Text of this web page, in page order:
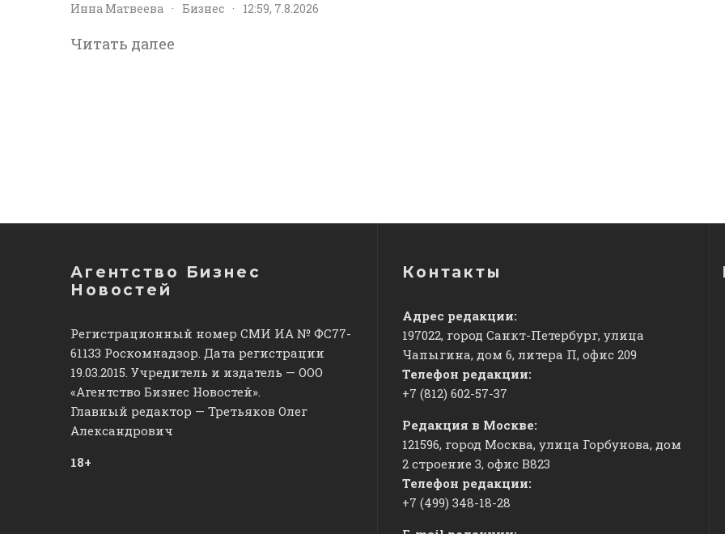
Инна Матвеева · Бизнес · 12:59, 7.8.2026
Читать далее
Агентство Бизнес
Новостей
Регистрационный номер СМИ ИА № ФС77-
61133 Роскомнадзор. Дата регистрации
19.03.2015. Учредитель и издатель — ООО
«Агентство Бизнес Новостей».
Главный редактор — Третьяков Олег
Александрович
18+
Контакты
Адрес редакции:
197022, город Санкт-Петербург, улица
Чапыгина, дом 6, литера П, офис 209
Телефон редакции:
+7 (812) 602-57-37
Редакция в Москве:
121596, город Москва, улица Горбунова, дом
2 строение 3, офис ​В823
Телефон редакции:
+7 (499) 348-18-28